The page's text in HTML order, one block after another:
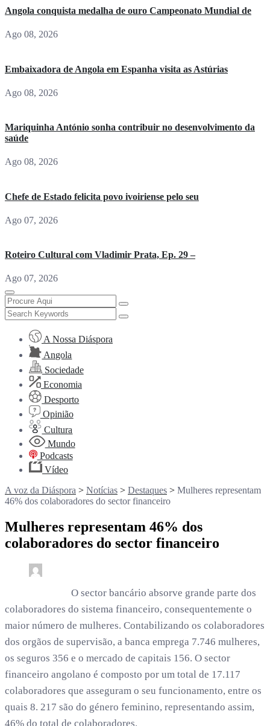
Angola conquista medalha de ouro Campeonato Mundial de
Ago 08, 2026
Embaixadora de Angola em Espanha visita as Astúrias
Ago 08, 2026
Mariquinha António sonha contribuir no desenvolvimento da
saúde
Ago 08, 2026
Chefe de Estado felicita povo ivoiriense pelo seu
Ago 07, 2026
Roteiro Cultural com Vladimir Prata, Ep. 29 –
Ago 07, 2026
A Nossa Diáspora
Angola
Sociedade
Economia
Desporto
Opinião
Cultura
Mundo
Podcasts
Vídeo
A voz da Diáspora > Notícias > Destaques > Mulheres representam
46% dos colaboradores do sector financeiro
Mulheres representam 46% dos
colaboradores do sector financeiro
O sector bancário absorve grande parte dos
colaboradores do sistema financeiro, consequentemente o
maior número de mulheres. Contabilizando os colaboradores
dos orgãos de supervisão, a banca emprega 7.746 mulheres,
os seguros 356 e o mercado de capitais 156. O sector
financeiro angolano é composto por um total de 17.117
colaboradores que asseguram o seu funcionamento, entre os
quais 8. 217 são do género feminino, representando assim,
46% do total de colaboradores.